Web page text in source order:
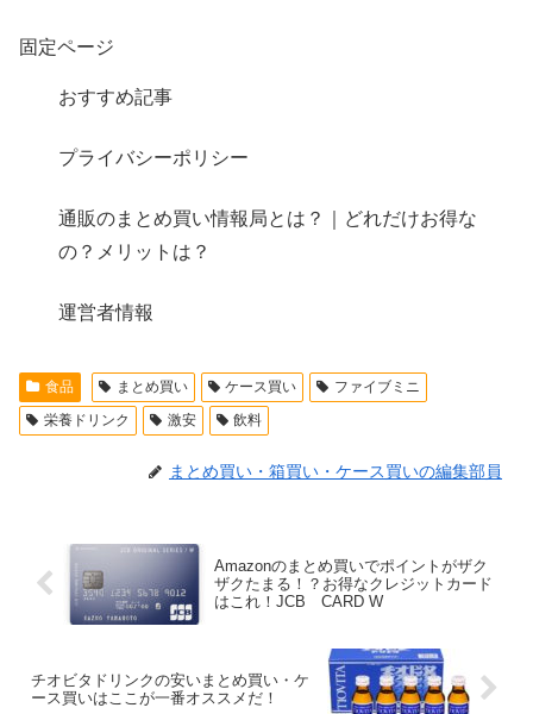
固定ページ
おすすめ記事
プライバシーポリシー
通販のまとめ買い情報局とは？｜どれだけお得な
の？メリットは？
運営者情報
食品 まとめ買い ケース買い
ファイブミニ
栄養ドリンク
激安 飲料
まとめ買い・箱買い・ケース買いの編集部員
Amazonのまとめ買いでポイントがザク
ザクたまる！？お得なクレジットカード
はこれ！JCB CARD W
チオビタドリンクの安いまとめ買い・ケ
ース買いはここが一番オススメだ！